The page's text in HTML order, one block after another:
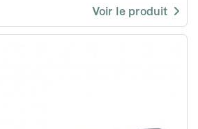
Voir le produit